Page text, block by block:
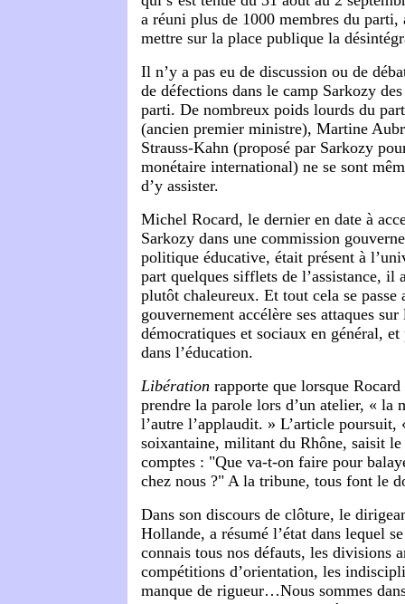
a réuni plus de 1000 membres du parti,
mettre sur la place publique la
Il n’y a pas eu de discussion ou de
de défections dans le camp Sarkozy
parti. De nombreux poids lourds du
(ancien premier ministre), Martine
Strauss-Kahn (proposé par Sarkozy
monétaire international) ne se sont
d’y assister.
Michel Rocard, le dernier en date à
Sarkozy dans une commission
politique éducative, était présent à
part quelques sifflets de l’assistance, il
plutôt chaleureux. Et tout cela se passe
gouvernement accélère ses attaques
démocratiques et sociaux en général,
dans l’éducation.
Libération rapporte que lorsque Rocard
prendre la parole lors d’un atelier, « la
l’autre l’applaudit. » L’article poursuit,
soixantaine, militant du Rhône, saisit le
comptes : "Que va-t-on faire pour
chez nous ?" A la tribune, tous font le
Dans son discours de clôture, le
Hollande, a résumé l’état dans lequel
connais tous nos défauts, les divisions
compétitions d’orientation, les
manque de rigueur…Nous sommes